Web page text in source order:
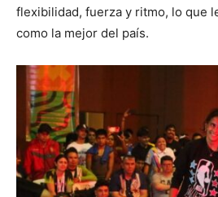
flexibilidad, fuerza y ritmo, lo que
como la mejor del país.